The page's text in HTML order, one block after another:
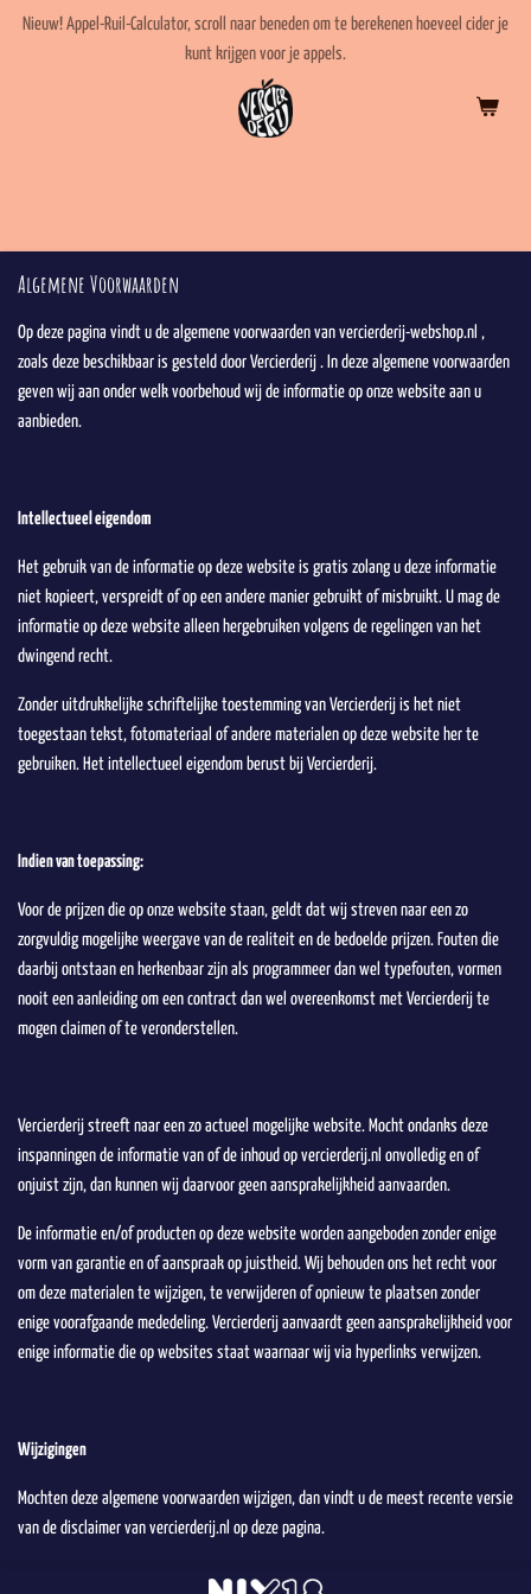
Ga
Nieuw! Appel-Ruil-Calculator, scroll naar beneden om te berekenen hoeveel cider je
kunt krijgen voor je appels.
Algemene Voorwaarden
Op deze pagina vindt u de algemene voorwaarden van vercierderij-webshop.nl ,
zoals deze beschikbaar is gesteld door Vercierderij . In deze algemene voorwaarden
geven wij aan onder welk voorbehoud wij de informatie op onze website aan u
aanbieden.
Intellectueel eigendom
Het gebruik van de informatie op deze website is gratis zolang u deze informatie
niet kopieert, verspreidt of op een andere manier gebruikt of misbruikt. U mag de
informatie op deze website alleen hergebruiken volgens de regelingen van het
dwingend recht.
Zonder uitdrukkelijke schriftelijke toestemming van Vercierderij is het niet
toegestaan tekst, fotomateriaal of andere materialen op deze website her te
gebruiken. Het intellectueel eigendom berust bij Vercierderij.
Indien van toepassing:
Voor de prijzen die op onze website staan, geldt dat wij streven naar een zo
zorgvuldig mogelijke weergave van de realiteit en de bedoelde prijzen. Fouten die
daarbij ontstaan en herkenbaar zijn als programmeer dan wel typefouten, vormen
nooit een aanleiding om een contract dan wel overeenkomst met Vercierderij te
mogen claimen of te veronderstellen.
Vercierderij streeft naar een zo actueel mogelijke website. Mocht ondanks deze
inspanningen de informatie van of de inhoud op vercierderij.nl onvolledig en of
onjuist zijn, dan kunnen wij daarvoor geen aansprakelijkheid aanvaarden.
De informatie en/of producten op deze website worden aangeboden zonder enige
vorm van garantie en of aanspraak op juistheid. Wij behouden ons het recht voor
om deze materialen te wijzigen, te verwijderen of opnieuw te plaatsen zonder
enige voorafgaande mededeling. Vercierderij aanvaardt geen aansprakelijkheid voor
enige informatie die op websites staat waarnaar wij via hyperlinks verwijzen.
Wijzigingen
Mochten deze algemene voorwaarden wijzigen, dan vindt u de meest recente versie
van de disclaimer van vercierderij.nl op deze pagina.